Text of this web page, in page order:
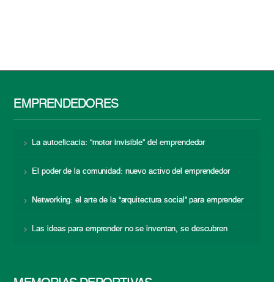
EMPRENDEDORES
La autoeficacia: “motor invisible” del emprendedor
El poder de la comunidad: nuevo activo del emprendedor
Networking: el arte de la “arquitectura social” para emprender
Las ideas para emprender no se inventan, se descubren